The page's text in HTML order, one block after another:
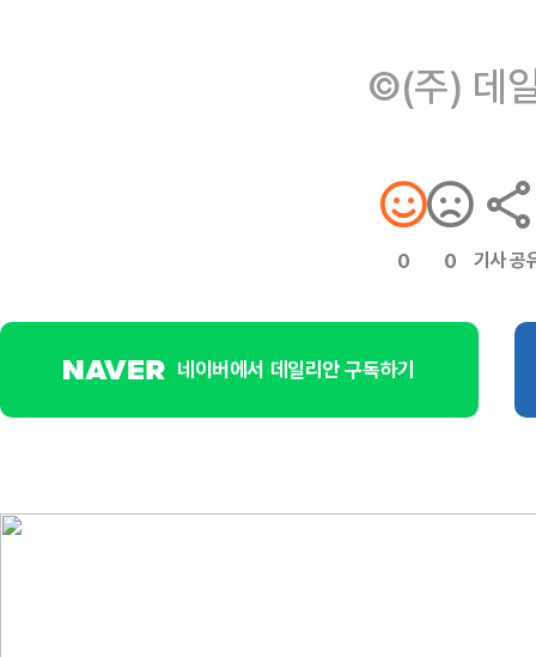
©(주) 데
0 0 기사 공
네이버에서 데일리안 구독하기